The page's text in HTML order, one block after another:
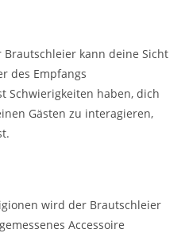
kann deine Sicht
des Empfangs
Schwierigkeiten haben, dich
Gästen zu interagieren,
wird der Brautschleier
Accessoire